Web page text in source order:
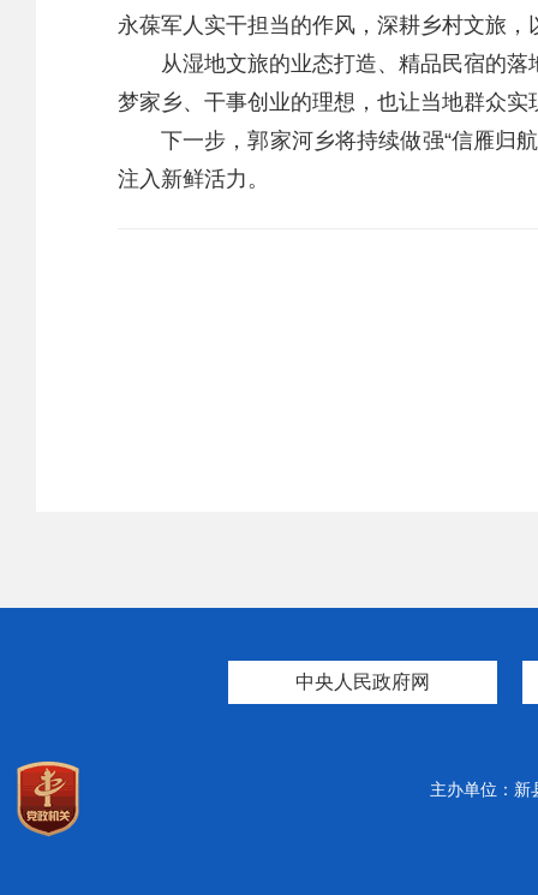
永葆军人实干担当的作风，深耕乡村文旅
从湿地文旅的业态打造、精品民宿的落
梦家乡、干事创业的理想，也让当地群众实
下一步，郭家河乡将持续做强“信雁归航
注入新鲜活力。
中央人民政府网
主办单位：新